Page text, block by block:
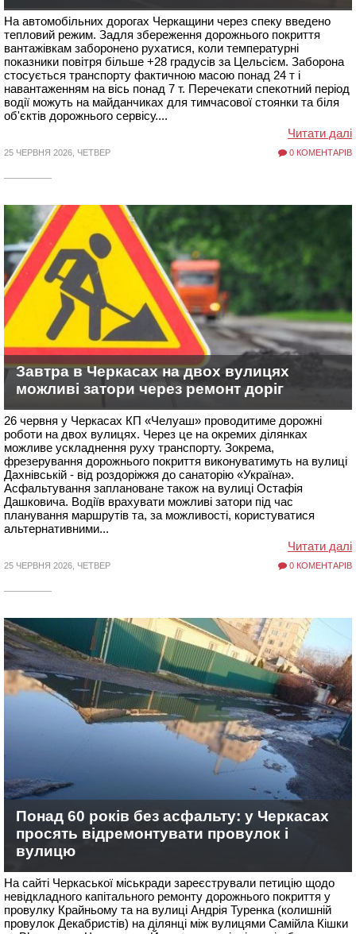
На автомобільних дорогах Черкащини через спеку введено
тепловий режим. Задля збереження дорожнього покриття
вантажівкам заборонено рухатися, коли температурні
показники повітря більше +28 градусів за Цельсієм. Заборона
стосується транспорту фактичною масою понад 24 т і
навантаженням на вісь понад 7 т. Перечекати спекотний період
водії можуть на майданчиках для тимчасової стоянки та біля
об'єктів дорожнього сервісу....
Читати далі
25 ЧЕРВНЯ 2026, ЧЕТВЕР 0 КОМЕНТАРІВ
Завтра в Черкасах на двох вулицях
можливі затори через ремонт доріг
26 червня у Черкасах КП «Челуаш» проводитиме дорожні
роботи на двох вулицях. Через це на окремих ділянках
можливе ускладнення руху транспорту. Зокрема,
фрезерування дорожнього покриття виконуватимуть на вулиці
Дахнівській - від роздоріжжя до санаторію «Україна».
Асфальтування заплановане також на вулиці Остафія
Дашковича. Водіїв врахувати можливі затори під час
планування маршрутів та, за можливості, користуватися
альтернативними...
Читати далі
25 ЧЕРВНЯ 2026, ЧЕТВЕР 0 КОМЕНТАРІВ
Понад 60 років без асфальту: у Черкасах
просять відремонтувати провулок і
вулицю
На сайті Черкаської міськради зареєстрували петицію щодо
невідкладного капітального ремонту дорожнього покриття у
провулку Крайньому та на вулиці Андрія Туренка (колишній
провулок Декабристів) на ділянці між вулицями Самійла Кішки